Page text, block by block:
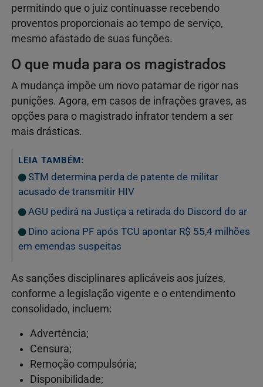
permitindo que o juiz continuasse recebendo
proventos proporcionais ao tempo de serviço,
mesmo afastado de suas funções.
O que muda para os magistrados
A mudança impõe um novo patamar de rigor nas
punições. Agora, em casos de infrações graves, as
opções para o magistrado infrator tendem a ser
mais drásticas.
LEIA TAMBÉM:
STM determina perda de patente de militar
acusado de transmitir HIV
AGU pedirá na Justiça a retirada do Discord do ar
Dino aciona PF após TCU apontar R$ 55,4 milhões
em emendas suspeitas
As sanções disciplinares aplicáveis aos juízes,
conforme a legislação vigente e o entendimento
consolidado, incluem:
Advertência;
Censura;
Remoção compulsória;
Disponibilidade;